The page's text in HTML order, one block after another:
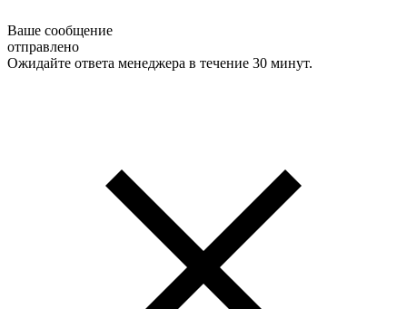
Ваше сообщение
отправлено
Ожидайте ответа менеджера в течение 30 минут.